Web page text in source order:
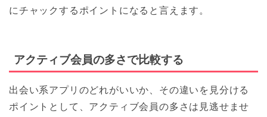
にチャックするポイントになると言えます。
アクティブ会員の多さで比較する
出会い系アプリのどれがいいか、その違いを見分ける
ポイントとして、アクティブ会員の多さは見逃せませ